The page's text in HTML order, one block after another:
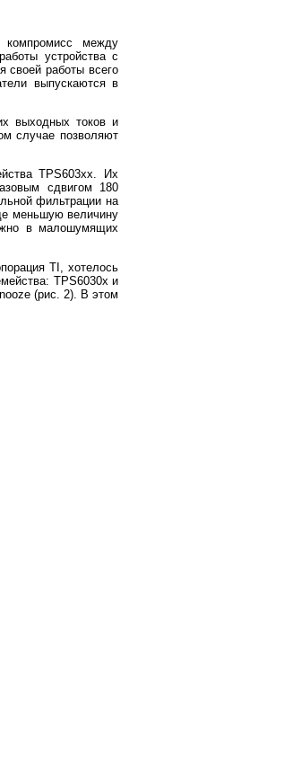
компромисс между
устройства с
своей работы всего
выпускаются в
выходных токов и
случае позволяют
TPS603xx. Их
сдвигом 180
фильтрации на
меньшую величину
в малошумящих
TI, хотелось
TPS6030x и
(рис. 2). В этом